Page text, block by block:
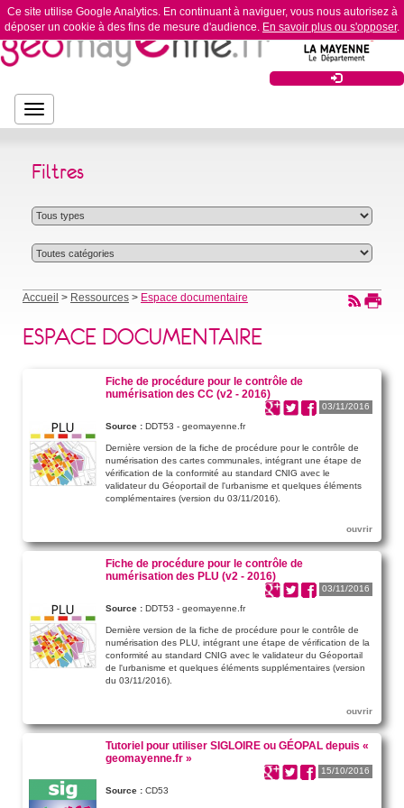
Ce site utilise Google Analytics. En continuant à naviguer, vous nous autorisez à
déposer un cookie à des fins de mesure d'audience. En savoir plus ou s'opposer.
Bouton
de
navigation
Bouton de navigation
Filtres
Accueil > Ressources > Espace documentaire
ESPACE DOCUMENTAIRE
Fiche de procédure pour le contrôle de
numérisation des CC (v2 - 2016)
03/11/2016
Source : DDT53 - geomayenne.fr
Dernière version de la fiche de procédure pour le contrôle de
numérisation des cartes communales, intégrant une étape de
vérification de la conformité au standard CNIG avec le
validateur du Géoportail de l'urbanisme et quelques éléments
complémentaires (version du 03/11/2016).
ouvrir
Fiche de procédure pour le contrôle de
numérisation des PLU (v2 - 2016)
03/11/2016
Source : DDT53 - geomayenne.fr
Dernière version de la fiche de procédure pour le contrôle de
numérisation des PLU, intégrant une étape de vérification de la
conformité au standard CNIG avec le validateur du Géoportail
de l'urbanisme et quelques éléments supplémentaires (version
du 03/11/2016).
ouvrir
Tutoriel pour utiliser SIGLOIRE ou GÉOPAL depuis «
geomayenne.fr »
15/10/2016
Source : CD53